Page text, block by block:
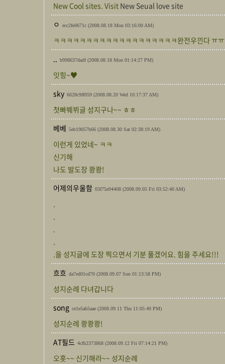
New Cool sites. Visit New Seual love site
ㅇ
ecc2fe0671c (2008.08.18 Mon 03:16:00 AM)
ㅋㅋㅋㅋㅋㅋㅋㅋㅋㅋㅋㅋㅋㅋㅋㅋㅋㅋㅋ완전우낀다 ㅠ
.. b998637dadf (2008.08.18 Mon 01:14:27 PM)
잇힝~♥
sky 6628c9ff059 (2008.08.20 Wed 10:17:37 AM)
첫빠붸뷔글 성지구나~~ ㅎㅎ
베베 5eb19057b66 (2008.08.30 Sat 02:38:19 AM)
이런게 있었네~ ㅋㅋ
신기해
나도 발도장 쾅쾅!
어제의우울함 03f75e94408 (2008.09.05 Fri 03:52:40 AM)
.
.
.
.
.을 성지글에 도장 찍으면서 기분 풀겠어요. 힘을 주세요!!!
흐흐 da7ed01cd70 (2008.09.07 Sun 01:13:58 PM)
성지순례 다녀갑니다
song ce1e5ab5aae (2008.09.11 Thu 11:05:40 PM)
성지순례 쾅쾅쾅!
AT필드 4cfb2373868 (2008.09.12 Fri 07:14:21 PM)
오홋~~ 신기해라~~ 성지순례